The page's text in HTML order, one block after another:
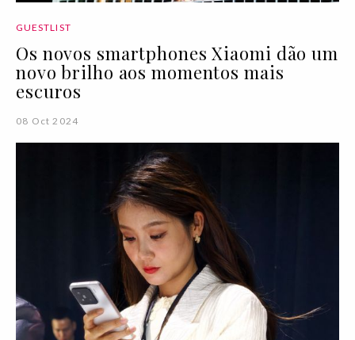
GUESTLIST
Os novos smartphones Xiaomi dão um
novo brilho aos momentos mais
escuros
08 Oct 2024